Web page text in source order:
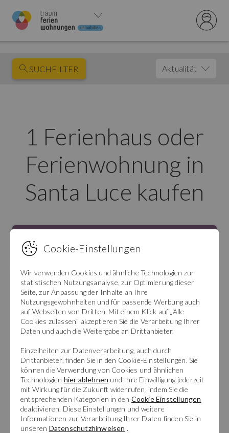
SUCHFILTER Aktualität
1 Ferienhaus oder
Ferienwohnung in
Santa Luce kaufen
Erhalten Sie neue Objekte Ihrer Suche per
E-Mail.Cookie-Einstellungen
Wir verwenden Cookies und ähnliche Technologien zur
statistischen Nutzungsanalyse, zur Optimierung dieser
Seite, zur Anpassung der Inhalte an Ihre
Nutzungsgewohnheiten und für passende Werbung auch
auf Webseiten von Dritten. Mit einem Klick auf „Alle
Cookies zulassen“ akzeptieren Sie die Verarbeitung Ihrer
Daten und auch die Weitergabe an Drittanbieter.
Einzelheiten zur Datenverarbeitung, auch durch
Drittanbieter, finden Sie in den Cookie-Einstellungen. Sie
können die Verwendung von Cookies und ähnlichen
Technologien hier ablehnen und Ihre Einwilligung jederzeit
mit Wirkung für die Zukunft widerrufen, indem Sie die
entsprechenden Kategorien in den Cookie Einstellungen
deaktivieren. Diese Einstellungen und weitere
Informationen zur Verarbeitung Ihrer Daten finden Sie in
unseren Datenschutzhinweisen .